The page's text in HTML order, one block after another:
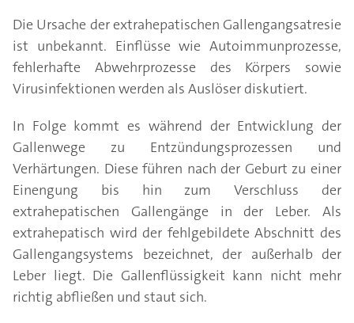
Die Ursache der extrahepatischen Gallengangsatresie
ist unbekannt. Einflüsse wie Autoimmunprozesse,
fehlerhafte Abwehrprozesse des Körpers sowie
Virusinfektionen werden als Auslöser diskutiert.
In Folge kommt es während der Entwicklung der
Gallenwege zu Entzündungsprozessen und
Verhärtungen. Diese führen nach der Geburt zu einer
Einengung bis hin zum Verschluss der
extrahepatischen Gallengänge in der Leber. Als
extrahepatisch wird der fehlgebildete Abschnitt des
Gallengangsystems bezeichnet, der außerhalb der
Leber liegt. Die Gallenflüssigkeit kann nicht mehr
richtig abfließen und staut sich.